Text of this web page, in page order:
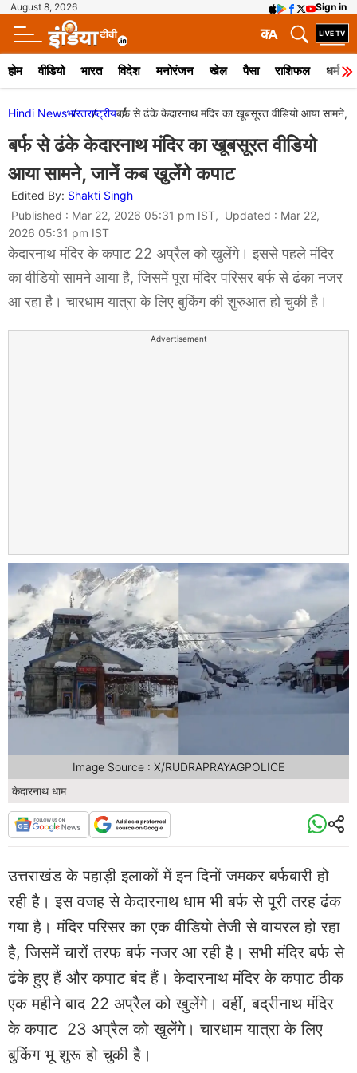
August 8, 2026 Sign in
A
क
होम वीडियो भारत विदेश मनोरंजन खेल पैसा राशिफल धर्म
Hindi Newsभारतराष्ट्रीयबर्फ से ढंके केदारनाथ मंदिर का खूबसूरत वीडियो आया
बर्फ से ढंके केदारनाथ मंदिर का खूबसूरत वीडियो
आया सामने, जानें कब खुलेंगे कपाट
Edited By: Shakti Singh
Published : Mar 22, 2026 05:31 pm IST, Updated : Mar 22,
2026 05:31 pm IST
केदारनाथ मंदिर के कपाट 22 अप्रैल को खुलेंगे। इससे पहले मंदिर
का वीडियो सामने आया है, जिसमें पूरा मंदिर परिसर बर्फ से ढंका नजर
आ रहा है। चारधाम यात्रा के लिए बुकिंग की शुरुआत हो चुकी है।
Advertisement
केदारनाथ धाम
Image Source : X/RUDRAPRAYAGPOLICE
उत्तराखंड के पहाड़ी इलाकों में इन दिनों जमकर बर्फबारी हो
रही है। इस वजह से केदारनाथ धाम भी बर्फ से पूरी तरह ढंक
गया है। मंदिर परिसर का एक वीडियो तेजी से वायरल हो रहा
है, जिसमें चारों तरफ बर्फ नजर आ रही है। सभी मंदिर बर्फ से
ढंके हुए हैं और कपाट बंद हैं। केदारनाथ मंदिर के कपाट ठीक
एक महीने बाद 22 अप्रैल को खुलेंगे। वहीं, बद्रीनाथ मंदिर
के कपाट 23 अप्रैल को खुलेंगे। चारधाम यात्रा के लिए
बुकिंग भू शुरू हो चुकी है।